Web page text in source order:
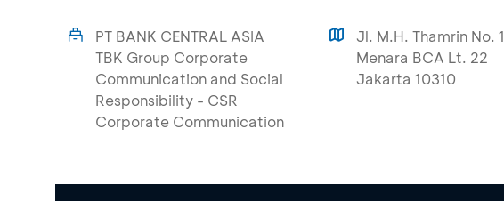
PT BANK CENTRAL ASIA
TBK Group Corporate
Communication and Social
Responsibility - CSR
Corporate Communication
Jl. M.H. Thamrin No. 1
Menara BCA Lt. 22
Jakarta 10310